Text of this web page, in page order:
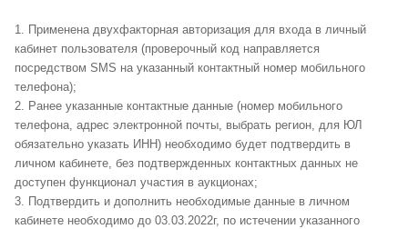
1. Применена двухфакторная авторизация для входа в личный
кабинет пользователя (проверочный код направляется
посредством SMS на указанный контактный номер мобильного
телефона);
2. Ранее указанные контактные данные (номер мобильного
телефона, адрес электронной почты, выбрать регион, для ЮЛ
обязательно указать ИНН) необходимо будет подтвердить в
личном кабинете, без подтвержденных контактных данных не
доступен функционал участия в аукционах;
3. Подтвердить и дополнить необходимые данные в личном
кабинете необходимо до 03.03.2022г, по истечении указанного